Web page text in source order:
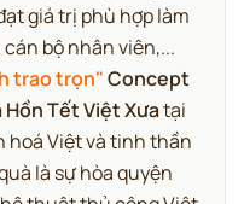
giá trị phù hợp làm
bộ nhân viên,...
trao trọn"Concept
Tết Việt Xưatại
hoá Việt và tinh thần
là sự hòa quyện